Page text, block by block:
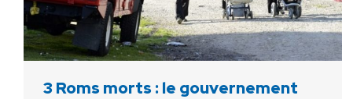
3 Roms morts : le gouvernement